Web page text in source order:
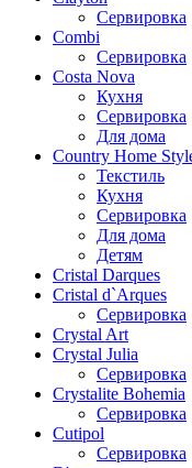
Сервировка
Combi
Сервировка
Costa Nova
Кухня
Сервировка
Для дома
Country Home
Текстиль
Кухня
Сервировка
Для дома
Детям
Cristal Darques
Cristal d`Arques
Сервировка
Crystal Art
Crystal Julia
Сервировка
Crystalite Bohemia
Сервировка
Cutipol
Сервировка